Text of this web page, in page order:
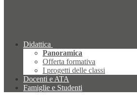
Didattica
Panoramica
Offerta formativa
I progetti delle classi
Docenti e ATA
Famiglie e Studenti